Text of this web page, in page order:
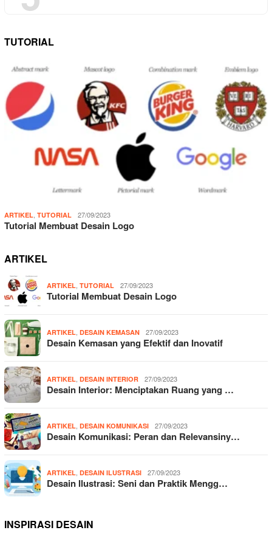
TUTORIAL
ARTIKEL TUTORIAL 27/09/2023
Tutorial Membuat Desain Logo
ARTIKEL
ARTIKEL TUTORIAL 27/09/2023
Tutorial Membuat Desain Logo
ARTIKEL DESAIN KEMASAN 27/09/2023
Desain Kemasan yang Efektif dan Inovatif
ARTIKEL DESAIN INTERIOR 27/09/2023
Desain Interior: Menciptakan Ruang yang …
ARTIKEL DESAIN KOMUNIKASI 27/09/2023
Desain Komunikasi: Peran dan Relevansiny…
ARTIKEL DESAIN ILUSTRASI 27/09/2023
Desain Ilustrasi: Seni dan Praktik Mengg…
INSPIRASI DESAIN